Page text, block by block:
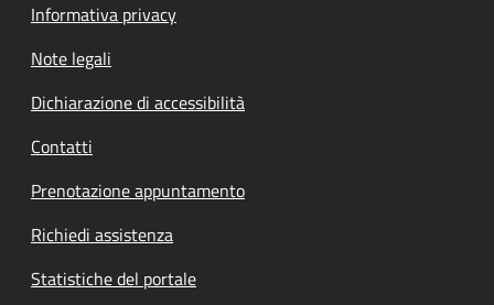
Informativa privacy
Note legali
Dichiarazione di accessibilità
Contatti
Prenotazione appuntamento
Richiedi assistenza
Statistiche del portale